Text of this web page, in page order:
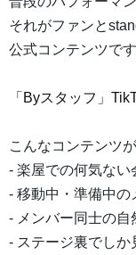
それがファンと
公式コンテンツです
「Byスタッフ」
こんなコンテンツ
- 楽屋での何気ない
- 移動中・準備中の
- メンバー同士の
- ステージ裏でし